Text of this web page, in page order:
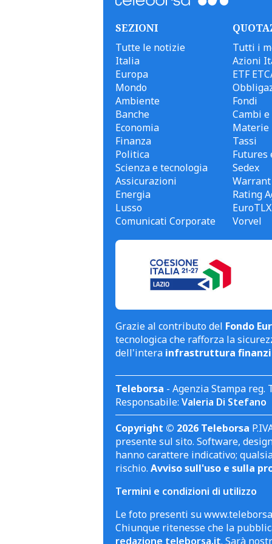
SEZIONI
Tutte le notizie
Italia
Europa
Mondo
Ambiente
Banche
Economia
Finanza
Politica
Scienza e tecnologia
Assicurazioni
Energia
Lusso
Comunicati Corporate
Tutti i
Azioni
ETF
Fondi
Cambi
Materie
Tassi
Futures
Sedex
Warrant
Rating
EuroTLX
Vorvel
Grazie al contributo del Fondo
tecnologica che rafforza la
dell'intera infrastruttura
Teleborsa - Agenzia Stampa
Responsabile: Valeria Di Stefano
Copyright © 2026 Teleborsa
presente sul sito. Software,
hanno carattere indicativo;
rischio. Avviso sull'uso e sulla
Termini e condizioni di utilizzo
Le foto presenti su
Chiunque ritenesse che la
redazione teleborsa.it. Sarà